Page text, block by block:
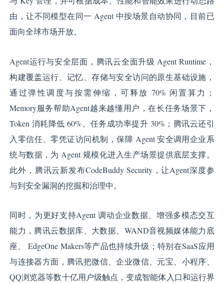
由，让不同模型在同一 Agent 中按场景自动协同，目前已
面向全球市场开放。
Agent运行与安全层面，腾讯云全面升级 Agent Runtime，
构建覆盖运行、记忆、存储与安全访问的原生基础设施，
通过弹性调度与按需伸缩，可释放 70% 闲置算力；
Memory服务帮助Agent越来越懂用户，在长任务场景下，
Token 消耗降低 60%、任务成功率提升 30%；腾讯云还引
入零信任、零凭证访问机制，保障 Agent 安全调用企业系
统与数据，为 Agent 规模化进入生产场景提供底层支撑。
此外，腾讯云新发布CodeBuddy Security，让Agent深度参
与到安全漏洞的挖掘和治理中。
同时，为更好支持Agent 调动企业数据、增强多模态交互
能力，腾讯云数据库、大数据、WAND音视频媒体能力底
座、 EdgeOne Makers等产品也持续升级；特别在SaaS应用
与连接器方面，腾讯把微信、企业微信、元宝、小程序、
QQ浏览器等数十亿用户级触点，变成智能体入口和运行界